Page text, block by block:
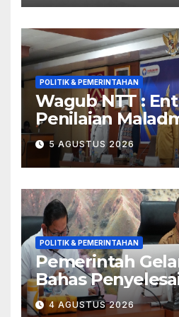
Inflasi
POLITIK & PEMERINTAHAN
Wagub NTT :
Penilaian
Publik Tahun
Momentum
Kualitas Layanan
5 AGUSTUS 2026
POLITIK & PEMERINTAHAN
Pemerintah
Bahas
Adonara
4 AGUSTUS 2026